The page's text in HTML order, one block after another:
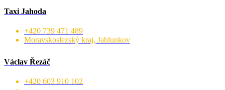
Taxi Jahoda
+420 739 471 489
Moravskoslezský kraj, Jablunkov
Václav Řezáč
+420 603 910 102